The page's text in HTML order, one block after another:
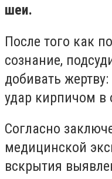
шеи.
После того как
сознание,
добивать
удар кирпичом в
Согласно
медицинской
вскрытия